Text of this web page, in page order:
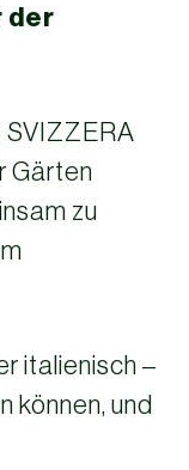
der
SVIZZERA
Gärten
zu
italienisch –
können, und